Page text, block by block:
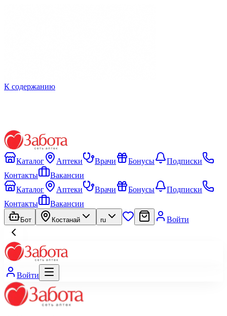
К содержанию
Каталог Аптеки Врачи Бонусы
Подписки
Контакты
Вакансии
Каталог
Аптеки Врачи Бонусы
Подписки
Контакты
Вакансии
Бот Костанай ru Войти
Войти